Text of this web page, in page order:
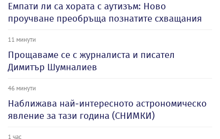
Емпати ли са хората с аутизъм: Ново
проучване преобръща познатите схващания
11 минути
Прощаваме се с журналиста и писател
Димитър Шумналиев
46 минути
Наближава най-интересното астрономическо
явление за тази година (СНИМКИ)
1 час